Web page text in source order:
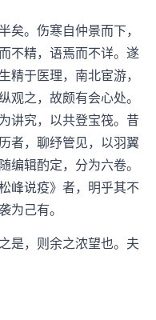
。伤寒自仲景而下，
不精，语焉而不详。遂
于医理，南北宦游，
之，故颇有会心处。
讲究，以共登宝筏。昔
者，聊纾管见，以羽翼
辑酌定，分为六卷。
峰说疫》者，明乎其不
己有。
是，则余之浓望也。夫